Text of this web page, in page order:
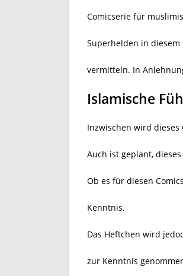
Comicserie für
Superhelden in
vermitteln. In
Islamische
Inzwischen wird
Auch ist geplant,
Ob es für diesen
Kenntnis.
Das Heftchen wird
zur Kenntnis